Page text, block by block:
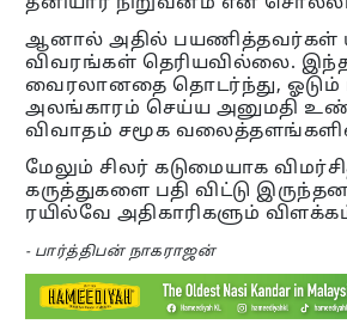
ஆனால் அதில் பயணித்தவர்கள்
விவரங்கள் தெரியவில்லை.
வைரலானதை தொடர்ந்து, ஓடும்
அலங்காரம் செய்ய அனுமதி
விவாதம் சமூக
மேலும் சிலர் கடுமையாக
கருத்துகளை பதி விட்டு
ரயில்வே அதிகாரிகளும்
- பார்த்திபன் நாகராஜன்